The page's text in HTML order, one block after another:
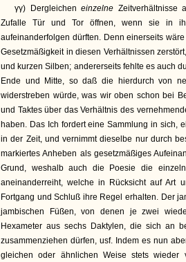
γγ) Dergleichen einzelne Zeitverhältnisse
Zufalle Tür und Tor öffnen, wenn sie in
aufeinanderfolgen dürften. Denn einerseits
Gesetzmäßigkeit in diesen Verhältnissen
und kurzen Silben; andererseits fehlte es auch
Ende und Mitte, so daß die hierdurch von
widerstreben würde, was wir oben schon bei
und Taktes über das Verhältnis des
haben. Das Ich fordert eine Sammlung in sich,
in der Zeit, und vernimmt dieselbe nur durch
markiertes Anheben als gesetzmäßiges
Grund, weshalb auch die Poesie die
aneinanderreiht, welche in Rücksicht auf Art
Fortgang und Schluß ihre Regel erhalten. Der
jambischen Füßen, von denen je zwei
Hexameter aus sechs Daktylen, die sich an
zusammenziehen dürfen, usf. Indem es nun
gleichen oder ähnlichen Weise stets